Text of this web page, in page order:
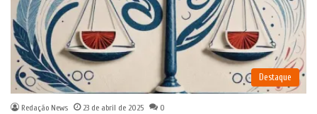
Destaque
Redação News 23 de abril de 2025 0